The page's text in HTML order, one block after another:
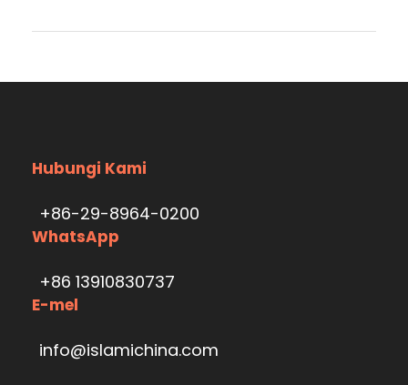
Hubungi Kami
+86-29-8964-0200
WhatsApp
+86 13910830737
E-mel
info@islamichina.com